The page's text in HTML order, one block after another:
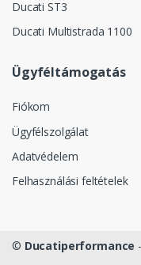
Ducati ST3
Ducati Multistrada 1100
Ügyféltámogatás
Fiókom
Ügyfélszolgálat
Adatvédelem
Felhasználási feltételek
© Ducatiperformance